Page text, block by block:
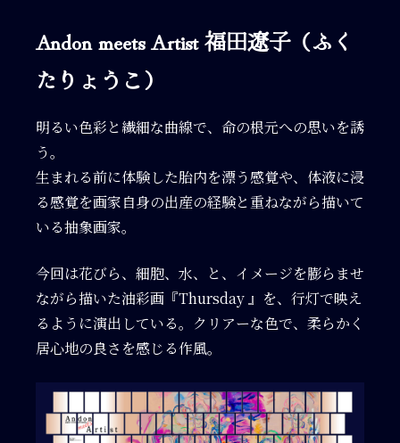
Andon meets Artist 福田遼子（ふく
たりょうこ）
明るい色彩と繊細な曲線で、命の根元への思いを誘
う。
生まれる前に体験した胎内を漂う感覚や、体液に浸
る感覚を画家自身の出産の経験と重ねながら描いて
いる抽象画家。
今回は花びら、細胞、水、と、イメージを膨らませ
ながら描いた油彩画『Thursday 』を、行灯で映え
るように演出している。クリアーな色で、柔らかく
居心地の良さを感じる作風。